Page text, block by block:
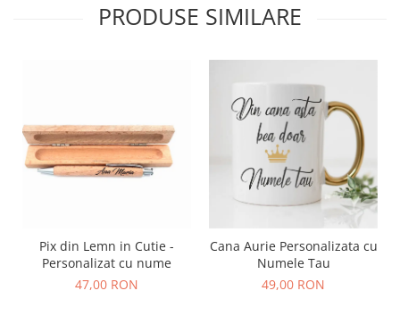
PRODUSE SIMILARE
Pix din Lemn in Cutie -
Personalizat cu nume
47,00 RON
Cana Aurie Personalizata cu
Numele Tau
49,00 RON